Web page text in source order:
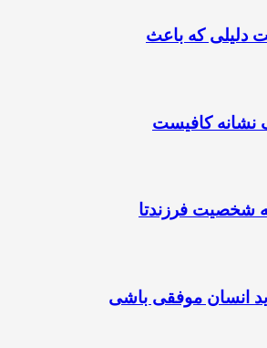
دلیلی که باعث
ﻧﺸﺎﻧﻪ ﮐﺎﻓﯿﺴﺖ
شخصیت فرزندتا
انسان موفقی باشی